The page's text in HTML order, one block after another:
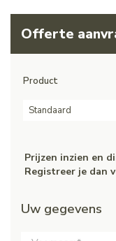
Offerte
Product
Standaard
Prijzen inzien en
Registreer je dan
Uw gegevens